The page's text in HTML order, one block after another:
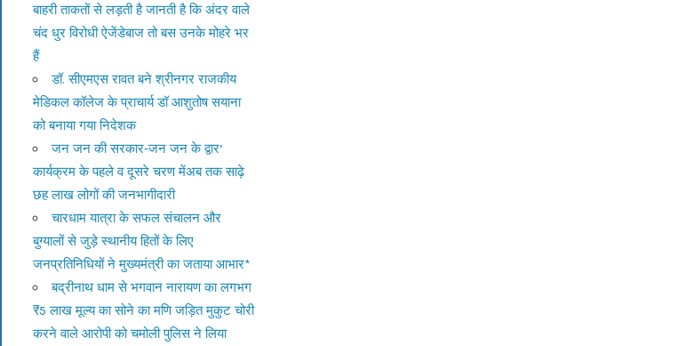
बाहरी ताकतों से लड़ती है जानती है कि अंदर वाले
चंद धुर विरोधी ऐजेंडेबाज तो बस उनके मोहरे भर
हैं
डॉ. सीएमएस रावत बने श्रीनगर राजकीय
मेडिकल कॉलेज के प्राचार्य डॉ आशुतोष सयाना
को बनाया गया निदेशक
जन जन की सरकार-जन जन के द्वार’
कार्यक्रम के पहले व दूसरे चरण मेंअब तक साढ़े
छह लाख लोगों की जनभागीदारी
चारधाम यात्रा के सफल संचालन और
बुग्यालों से जुड़े स्थानीय हितों के लिए
जनप्रतिनिधियों ने मुख्यमंत्री का जताया आभार*
बद्रीनाथ धाम से भगवान नारायण का लगभग
₹5 लाख मूल्य का सोने का मणि जड़ित मुकुट चोरी
करने वाले आरोपी को चमोली पुलिस ने लिया